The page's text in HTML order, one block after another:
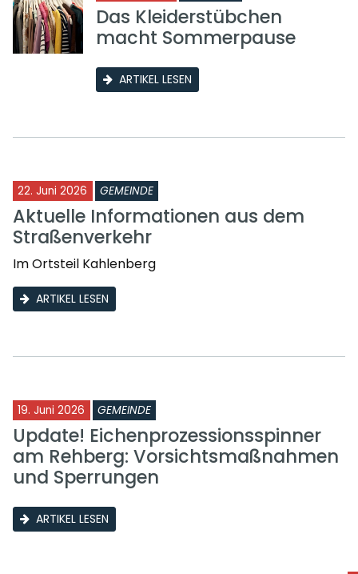
Das Kleiderstübchen
macht Sommerpause
ARTIKEL LESEN
22. Juni 2026 GEMEINDE
Aktuelle Informationen aus dem
Straßenverkehr
Im Ortsteil Kahlenberg
ARTIKEL LESEN
19. Juni 2026 GEMEINDE
Update! Eichenprozessionsspinner
am Rehberg: Vorsichtsmaßnahmen
und Sperrungen
ARTIKEL LESEN